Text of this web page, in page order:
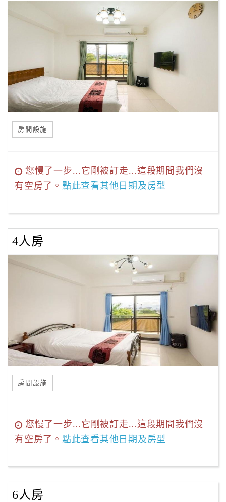
房間設施
您慢了一步...它剛被訂走...這段期間我們沒
有空房了。 點此查看其他日期及房型
4人房
房間設施
您慢了一步...它剛被訂走...這段期間我們沒
有空房了。 點此查看其他日期及房型
6人房